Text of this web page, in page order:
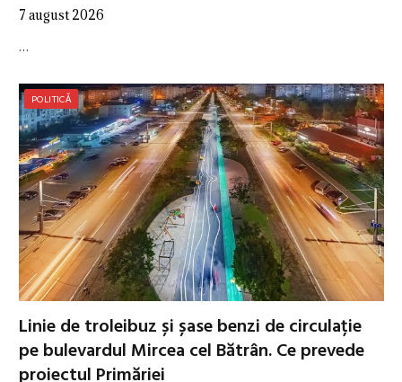
7 august 2026
…
POLITICĂ
Linie de troleibuz și șase benzi de circulație
pe bulevardul Mircea cel Bătrân. Ce prevede
proiectul Primăriei